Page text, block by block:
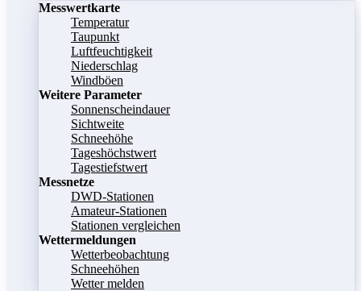
Messwertkarte
Temperatur
Taupunkt
Luftfeuchtigkeit
Niederschlag
Windböen
Weitere Parameter
Sonnenscheindauer
Sichtweite
Schneehöhe
Tageshöchstwert
Tagestiefstwert
Messnetze
DWD-Stationen
Amateur-Stationen
Stationen vergleichen
Wettermeldungen
Wetterbeobachtung
Schneehöhen
Wetter melden